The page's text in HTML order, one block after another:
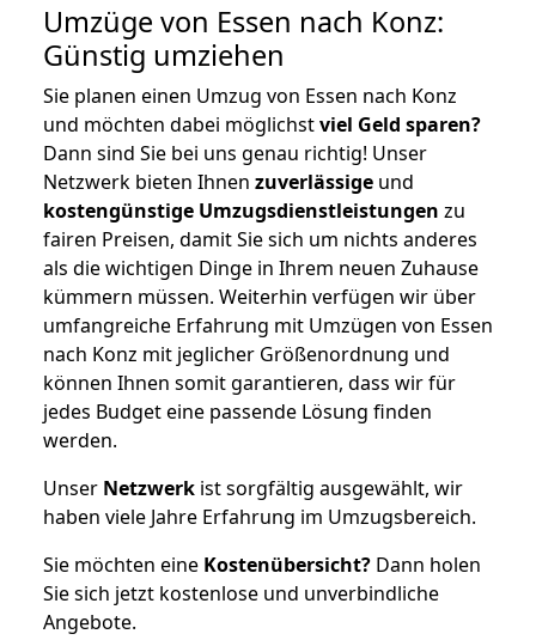
Umzüge von Essen nach Konz:
Günstig umziehen
Sie planen einen Umzug von Essen nach Konz
und möchten dabei möglichstviel Geld sparen?
Dann sind Sie bei uns genau richtig! Unser
Netzwerk bieten Ihnen zuverlässige und
kostengünstige Umzugsdienstleistungen zu
fairen Preisen, damit Sie sich um nichts anderes
als die wichtigen Dinge in Ihrem neuen Zuhause
kümmern müssen. Weiterhin verfügen wir über
umfangreiche Erfahrung mit Umzügen von Essen
nach Konz mit jeglicher Größenordnung und
können Ihnen somit garantieren, dass wir für
jedes Budget eine passende Lösung finden
werden.
Unser Netzwerk ist sorgfältig ausgewählt, wir
haben viele Jahre Erfahrung im Umzugsbereich.
Sie möchten eine Kostenübersicht? Dann holen
Sie sich jetzt kostenlose und unverbindliche
Angebote.